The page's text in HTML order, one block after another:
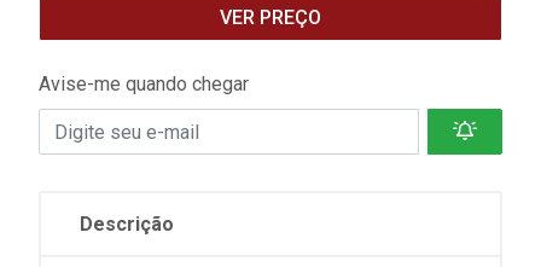
VER PREÇO
Avise-me quando chegar
Descrição